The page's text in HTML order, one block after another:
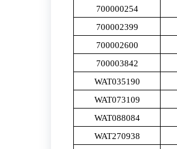
700000254
700002399
700002600
700003842
WAT035190
WAT073109
WAT088084
WAT270938